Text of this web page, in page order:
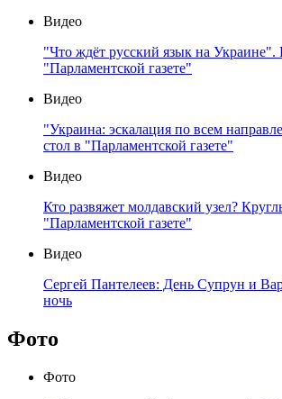
Видео
"Что ждёт русский язык на Украине".
"Парламентской газете"
Видео
"Украина: эскалация по всем
стол в "Парламентской газете"
Видео
Кто развяжет молдавский узел?
"Парламентской газете"
Видео
Сергей Пантелеев: День Супрун и
ночь
Фото
Фото